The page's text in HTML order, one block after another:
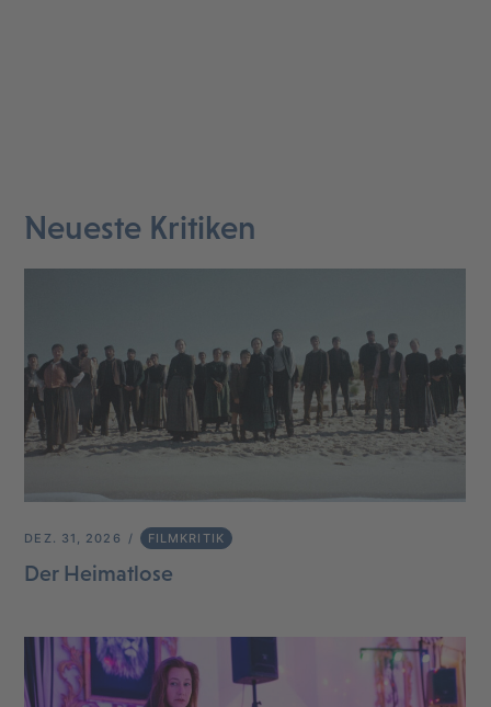
Neueste Kritiken
DEZ. 31, 2026 FILMKRITIK
Der Heimatlose